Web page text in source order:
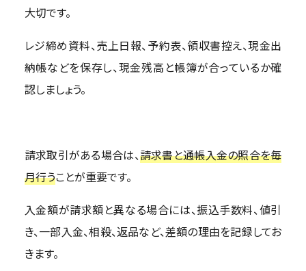
大切です。
レジ締め資料、売上日報、予約表、領収書控え、現金出
納帳などを保存し、現金残高と帳簿が合っているか確
認しましょう。
請求取引がある場合は、請求書と通帳入金の照合を毎
月行うことが重要です。
入金額が請求額と異なる場合には、振込手数料、値引
き、一部入金、相殺、返品など、差額の理由を記録してお
きます。